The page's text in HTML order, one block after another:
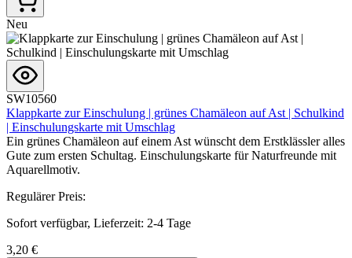
Neu
SW10560
Klappkarte zur Einschulung | grünes Chamäleon auf Ast | Schulkind
| Einschulungskarte mit Umschlag
Ein grünes Chamäleon auf einem Ast wünscht dem Erstklässler alles
Gute zum ersten Schultag. Einschulungskarte für Naturfreunde mit
Aquarellmotiv.
Regulärer Preis:
Sofort verfügbar, Lieferzeit: 2-4 Tage
3,20 €